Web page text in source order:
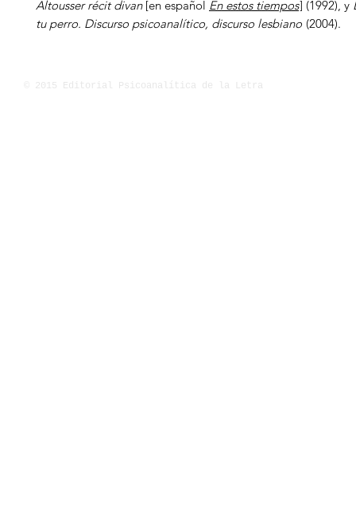
Altousser récit divan[en español En estos tiempos] (1992), y
tu perro. Discurso psicoanalítico, discurso lesbiano (2004).
© 2015 Editorial Psicoanalítica de la Letra